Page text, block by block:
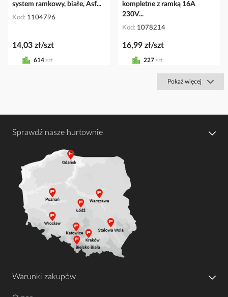
system ramkowy, białe, Asf...
Kod 1104796
14,03 zł/szt
614 szt
kompletne z ramką 16A
230V...
Kod 1078214
16,99 zł/szt
227 szt
Pokaż więcej
Sprawdź nasze hurtownie
Warunki zakupów